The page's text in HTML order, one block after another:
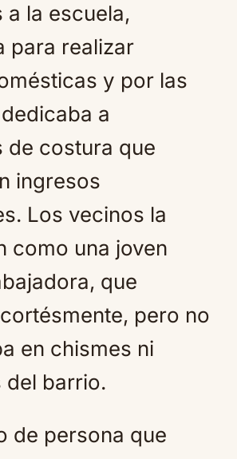
a la escuela,
para realizar
y por las
a
de costura que
ingresos
Los vecinos la
como una joven
que
pero no
en chismes ni
barrio.
de persona que